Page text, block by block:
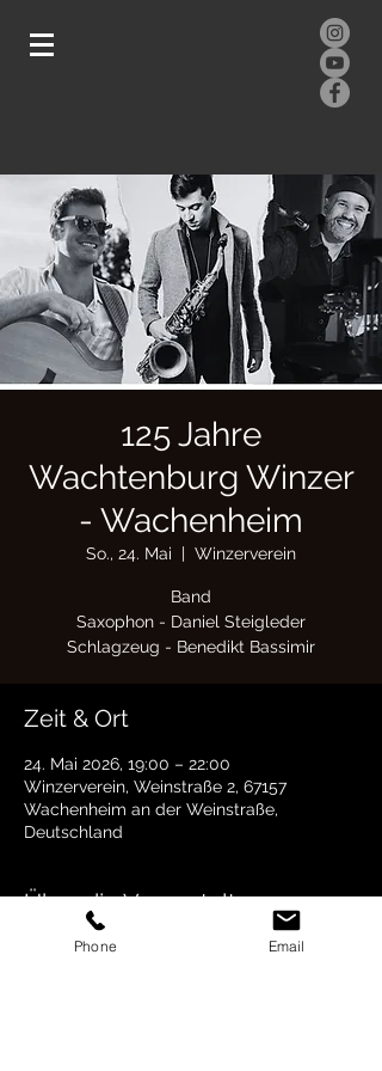
125 Jahre
Wachtenburg Winzer
- Wachenheim
So., 24. Mai
  |
Winzerverein
Band
Saxophon - Daniel Steigleder
Schlagzeug - Benedikt Bassimir
Zeit & Ort
24. Mai 2026, 19:00 – 22:00
Winzerverein, Weinstraße 2, 67157
Wachenheim an der Weinstraße,
Deutschland
Über die Veranstaltung
Großes Hoffest anlässlich des 125-jährigen
Phone Email